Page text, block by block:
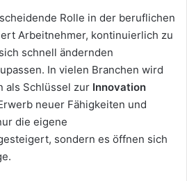
Rolle in der beruflichen
Arbeitnehmer, kontinuierlich zu
schnell ändernden
In vielen Branchen wird
als Schlüssel zur Innovation
neuer Fähigkeiten und
die eigene
sondern es öffnen sich